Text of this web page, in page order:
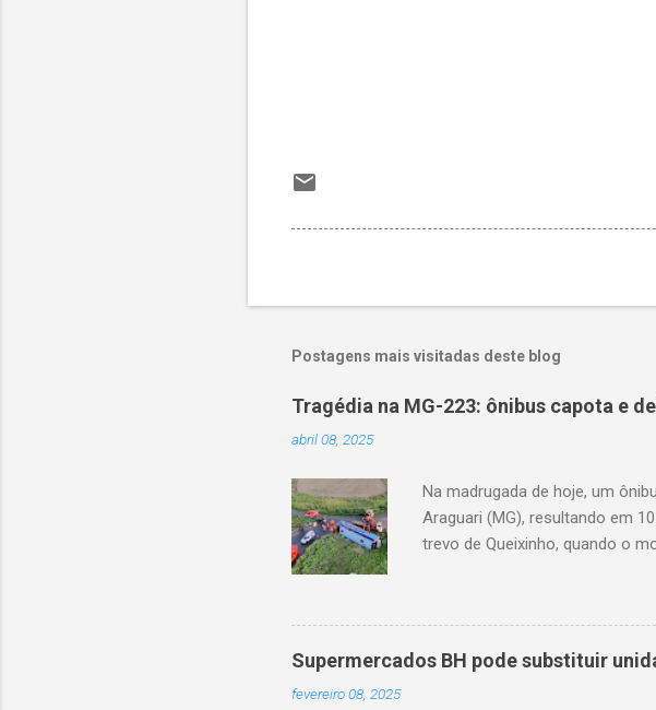
Postagens mais visitadas deste blog
Tragédia na MG-223: ônibus capota e
abril 08, 2025
Na madrugada de hoje, um
Araguari (MG), resultando em
trevo de Queixinho, quando o
oito anos. Nove dos feridos
Supermercados BH pode substituir
fevereiro 08, 2025